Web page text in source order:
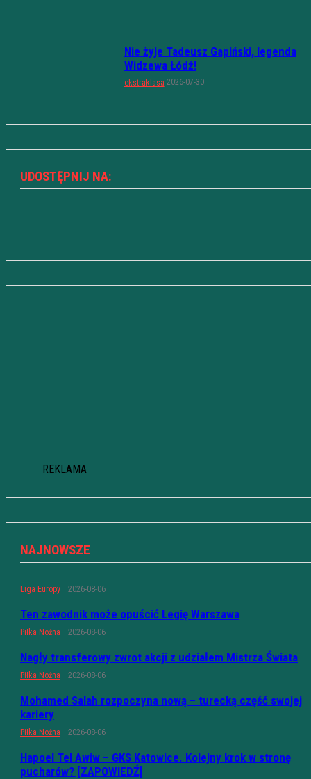
Nie żyje Tadeusz Gapiński, legenda
Widzewa Łódź!
ekstraklasa 2026-07-30
UDOSTĘPNIJ NA:
REKLAMA
NAJNOWSZE
Liga Europy 2026-08-06
Ten zawodnik może opuścić Legię Warszawa
Piłka Nożna 2026-08-06
Nagły transferowy zwrot akcji z udziałem Mistrza Świata
Piłka Nożna 2026-08-06
Mohamed Salah rozpoczyna nową – turecką część swojej
kariery
Piłka Nożna 2026-08-06
Hapoel Tel Awiw – GKS Katowice. Kolejny krok w stronę
pucharów? [ZAPOWIEDŹ]